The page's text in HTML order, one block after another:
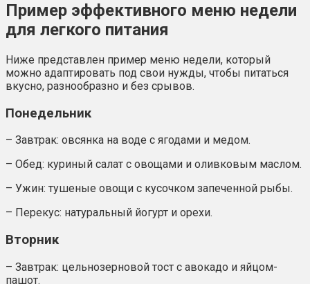
Пример эффективного меню недели
для легкого питания
Ниже представлен пример меню недели, который
можно адаптировать под свои нужды, чтобы питаться
вкусно, разнообразно и без срывов.
Понедельник
– Завтрак: овсянка на воде с ягодами и медом.
– Обед: куриный салат с овощами и оливковым маслом.
– Ужин: тушеные овощи с кусочком запеченной рыбы.
– Перекус: натуральный йогурт и орехи.
Вторник
– Завтрак: цельнозерновой тост с авокадо и яйцом-
пашот.